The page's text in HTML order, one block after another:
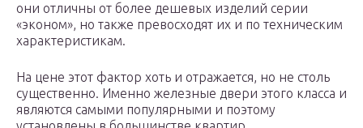
они отличны от более дешевых изделий серии
«эконом», но также превосходят их и по техническим
характеристикам.
На цене этот фактор хоть и отражается, но не столь
существенно. Именно железные двери этого класса и
являются самыми популярными и поэтому